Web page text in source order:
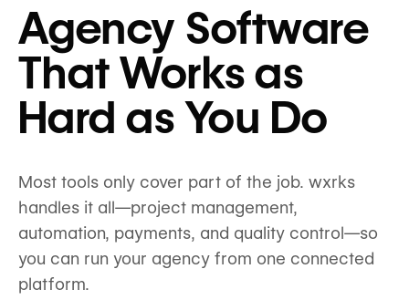
Agency Software
That Works as
Hard as You Do
Most tools only cover part of the job. wxrks
handles it all—project management,
automation, payments, and quality control—so
you can run your agency from one connected
platform.